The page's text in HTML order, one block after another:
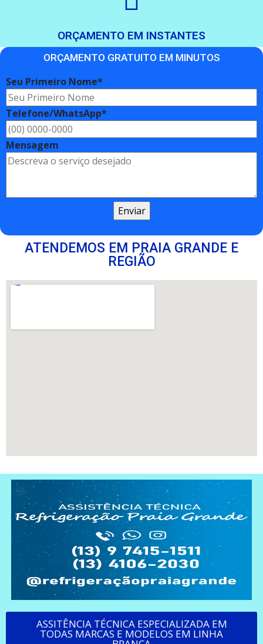
ORÇAMENTO EM INSTANTES
ORÇAMENTO GRATUITO EM MINUTOS
Seu Primeiro Nome*
Telefone/WhatsApp*
Mensagem
ATENDEMOS EM PRAIA GRANDE E
REGIÃO
ASSITÊNCIA TÉCNICA ESPECIALIZADA EM
TODAS MARCAS E MODELOS EM LINHA